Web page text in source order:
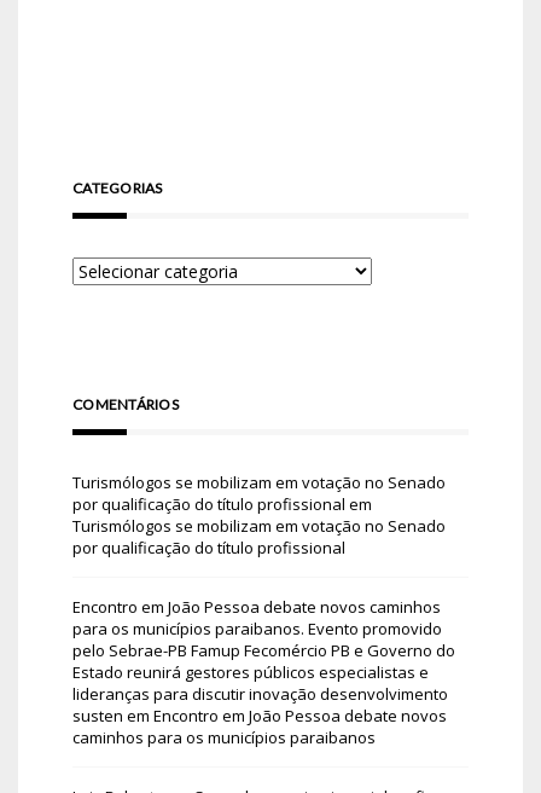
CATEGORIAS
COMENTÁRIOS
Turismólogos se mobilizam em votação no Senado
por qualificação do título profissional em
Turismólogos se mobilizam em votação no Senado
por qualificação do título profissional
Encontro em João Pessoa debate novos caminhos
para os municípios paraibanos. Evento promovido
pelo Sebrae-PB Famup Fecomércio PB e Governo do
Estado reunirá gestores públicos especialistas e
lideranças para discutir inovação desenvolvimento
susten em Encontro em João Pessoa debate novos
caminhos para os municípios paraibanos